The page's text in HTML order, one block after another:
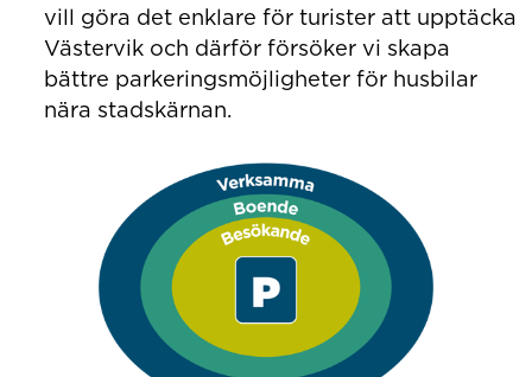
vill göra det enklare för turister att upptäcka
Västervik och därför försöker vi skapa
bättre parkeringsmöjligheter för husbilar
nära stadskärnan.